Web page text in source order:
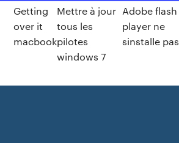
Getting
over it
macbook
Mettre à jour
tous les
pilotes
windows 7
Adobe flash
player ne
sinstalle pas